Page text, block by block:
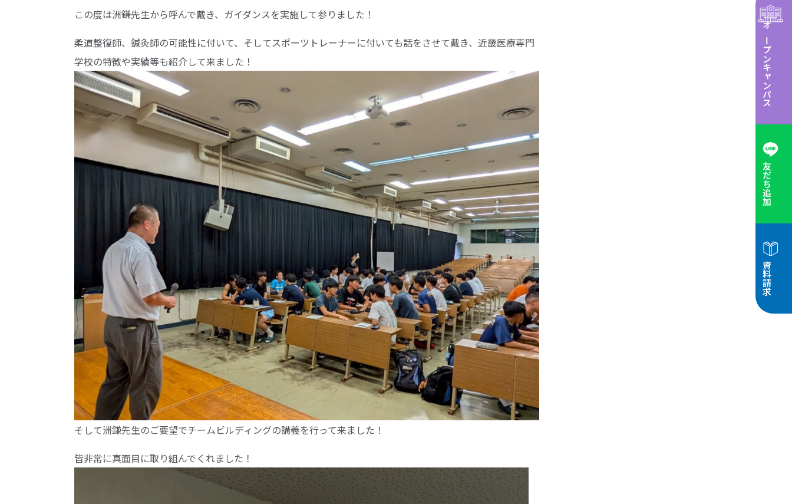
オープンキャンパス
友だち追加
資料請求
この度は洲鎌先生から呼んで戴き、ガイダンスを実施して参りました！
柔道整復師、鍼灸師の可能性に付いて、そしてスポーツトレーナーに付いても話をさせて戴き、近畿医療専門
学校の特徴や実績等も紹介して来ました！
そして洲鎌先生のご要望でチームビルディングの講義を行って来ました！
皆非常に真面目に取り組んでくれました！